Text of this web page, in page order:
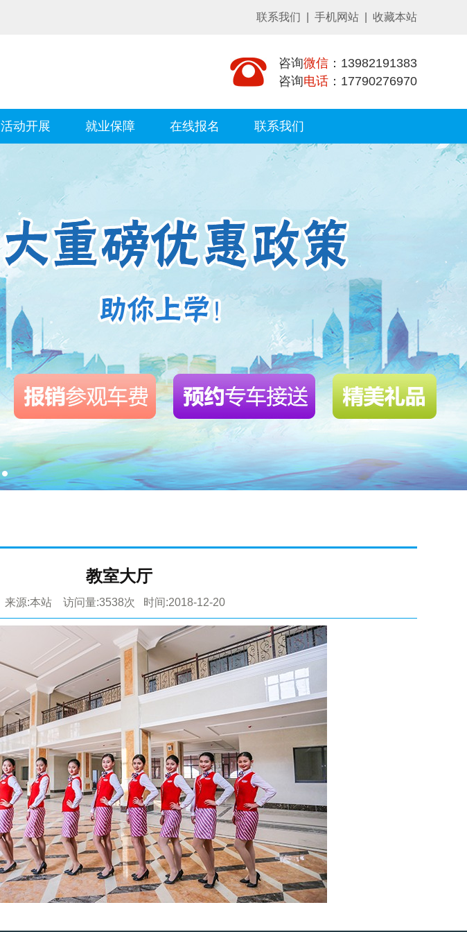
联系我们 手机网站 收藏本站
咨询微信 ：13982191383
咨询电话 ：17790276970
活动开展 就业保障 在线报名 联系我们
教室大厅
来源:本站 访问量:3538次 时间:2018-12-20